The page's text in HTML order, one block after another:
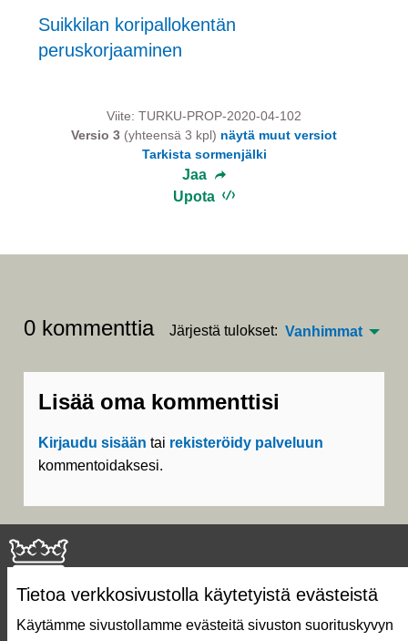
Tietoa verkkosivustolla käytetyistä evästeistä
Käytämme sivustollamme evästeitä sivuston suorituskyvyn
Suikkilan koripallokentän
peruskorjaaminen
Viite: TURKU-PROP-2020-04-102
Versio 3 (yhteensä 3 kpl) näytä muut versiot
Tarkista sormenjälki
Jaa
Upota
0 kommenttia Järjestä tulokset: Vanhimmat
Lisää oma kommenttisi
Kirjaudu sisään tai rekisteröidy palveluun
kommentoidaksesi.